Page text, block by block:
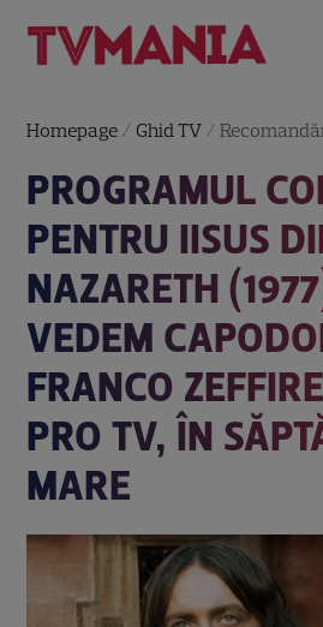
Homepage / Ghid TV /
PROGRAMUL
PENTRU IISUS
NAZARETH
VEDEM
FRANCO
PRO TV, ÎN
MARE